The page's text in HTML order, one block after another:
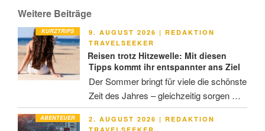
Weitere Beiträge
KURZTRIPS
VERÖFFENTLICHT
AM
9. AUGUST 2026 | REDAKTION
TRAVELSEEKER
Reisen trotz Hitzewelle: Mit diesen
Tipps kommt ihr entspannter ans Ziel
Der Sommer bringt für viele die schönste
Zeit des Jahres – gleichzeitig sorgen …
ABENTEUER
VERÖFFENTLICHT
AM
2. AUGUST 2026 | REDAKTION